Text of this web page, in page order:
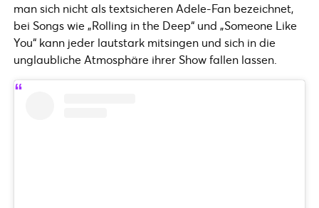
man sich nicht als textsicheren Adele-Fan bezeichnet,
bei Songs wie „Rolling in the Deep“ und „Someone Like
You“ kann jeder lautstark mitsingen und sich in die
unglaubliche Atmosphäre ihrer Show fallen lassen.